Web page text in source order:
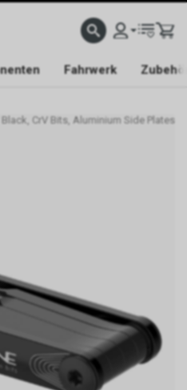
Fahrwerk
CrV Bits, Aluminium Side Plates